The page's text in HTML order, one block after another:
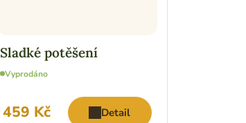
Sladké potěšení
Vyprodáno
459 Kč Detail